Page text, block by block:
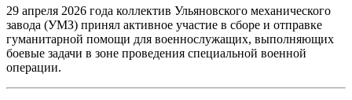
29 апреля 2026 года коллектив Ульяновского механического
завода (УМЗ) принял активное участие в сборе и отправке
гуманитарной помощи для военнослужащих, выполняющих
боевые задачи в зоне проведения специальной военной
операции.